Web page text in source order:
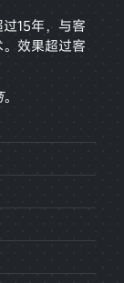
15年，与客
效果超过客
。